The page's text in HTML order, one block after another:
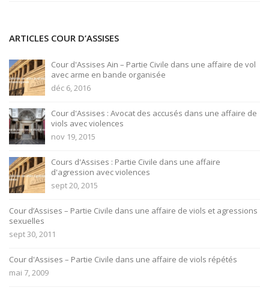
ARTICLES COUR D’ASSISES
Cour d'Assises Ain – Partie Civile dans une affaire de vol
avec arme en bande organisée
déc 6, 2016
Cour d'Assises : Avocat des accusés dans une affaire de
viols avec violences
nov 19, 2015
Cours d'Assises : Partie Civile dans une affaire
d'agression avec violences
sept 20, 2015
Cour d’Assises – Partie Civile dans une affaire de viols et agressions
sexuelles
sept 30, 2011
Cour d'Assises – Partie Civile dans une affaire de viols répétés
mai 7, 2009